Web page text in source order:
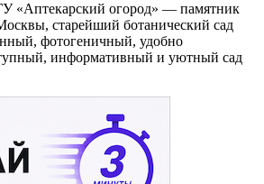
«Аптекарский огород» — памятник
старейший ботанический сад
фотогеничный, удобно
информативный и уютный сад